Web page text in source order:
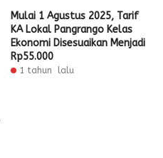
Mulai 1 Agustus 2025, Tarif
KA Lokal Pangrango Kelas
Ekonomi Disesuaikan Menjadi
Rp55.000
1 tahun lalu